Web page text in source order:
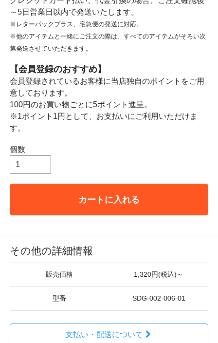
～5日営業日以内で発送いたします。
※レターパックプラス、宅急便の発送に対応。
※他のアイテムと一緒にご注文の際は、すべてのアイテムがそろい次
第発送させていただきます。
【会員登録のおすすめ】
会員登録されているお客様に当店独自のポイントをご用
意しております。
100円のお買い物ごとに5ポイント進呈。
※1ポイント1円として、お支払いにご利用いただけま
す。
個数
カートに入れる
その他の詳細情報
販売価格 1,320円(税込)～
型番 SDG-002-006-01
支払い・配送について